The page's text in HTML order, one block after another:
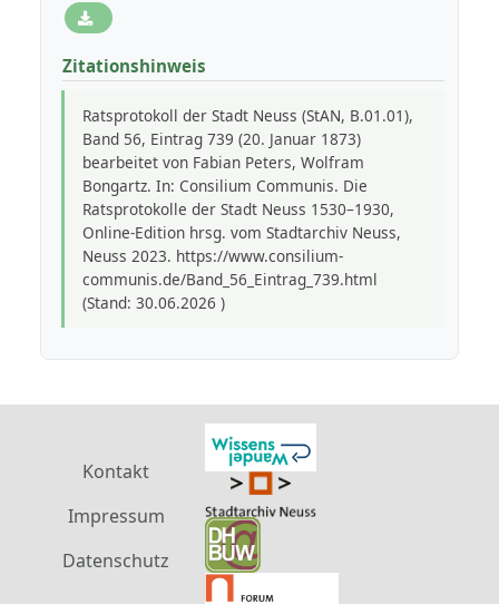
Zitationshinweis
Ratsprotokoll der Stadt Neuss (StAN, B.01.01),
Band 56, Eintrag 739 (20. Januar 1873)
bearbeitet von Fabian Peters, Wolfram
Bongartz. In: Consilium Communis. Die
Ratsprotokolle der Stadt Neuss 1530–1930,
Online-Edition hrsg. vom Stadtarchiv Neuss,
Neuss 2023. https://www.consilium-
communis.de/Band_56_Eintrag_739.html
(Stand: 30.06.2026 )
Kontakt
Impressum
Datenschutz